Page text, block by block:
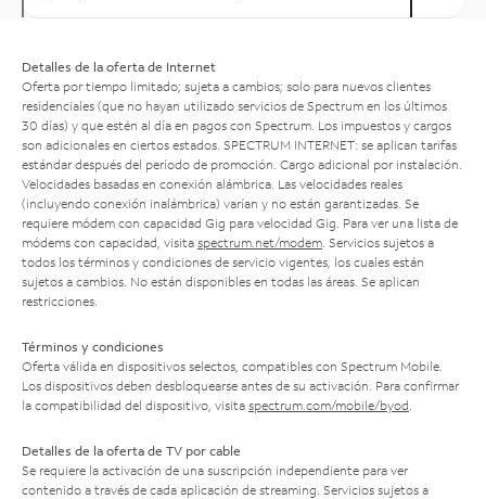
Detalles de la oferta de Internet
Oferta por tiempo limitado; sujeta a cambios; solo para nuevos clientes
residenciales (que no hayan utilizado servicios de Spectrum en los últimos
30 días) y que estén al día en pagos con Spectrum. Los impuestos y cargos
son adicionales en ciertos estados. SPECTRUM INTERNET: se aplican tarifas
estándar después del período de promoción. Cargo adicional por instalación.
Velocidades basadas en conexión alámbrica. Las velocidades reales
(incluyendo conexión inalámbrica) varían y no están garantizadas. Se
requiere módem con capacidad Gig para velocidad Gig. Para ver una lista de
módems con capacidad, visita spectrum.net/modem . Servicios sujetos a
todos los términos y condiciones de servicio vigentes, los cuales están
sujetos a cambios. No están disponibles en todas las áreas. Se aplican
restricciones.
Términos y condiciones
Oferta válida en dispositivos selectos, compatibles con Spectrum Mobile.
Los dispositivos deben desbloquearse antes de su activación. Para confirmar
la compatibilidad del dispositivo, visita spectrum.com/mobile/byod
Detalles de la oferta de TV por cable
Se requiere la activación de una suscripción independiente para ver
contenido a través de cada aplicación de streaming. Servicios sujetos a